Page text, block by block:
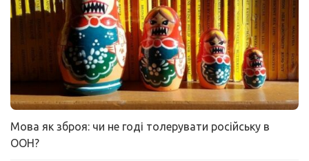
Мова як зброя: чи не годі толерувати російську в
ООН?